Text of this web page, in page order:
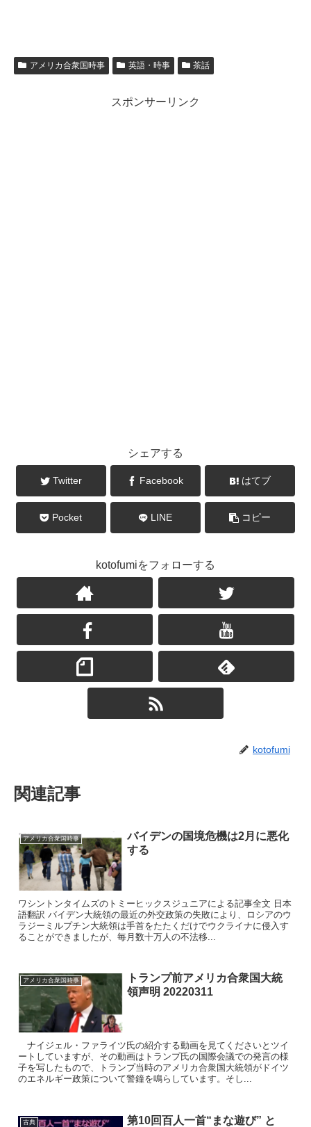
アメリカ合衆国時事 英語・時事 茶話
スポンサーリンク
シェアする
Twitter Facebook はてブ
Pocket LINE コピー
kotofumiをフォローする
kotofumi
関連記事
アメリカ合衆国時事
バイデンの国境危機は2月に悪化
する
ワシントンタイムズのトミーヒックスジュニアによる記事全文 日本
語翻訳 バイデン大統領の最近の外交政策の失敗により、ロシアのウ
ラジーミルプチン大統領は手首をたたくだけでウクライナに侵入す
ることができましたが、毎月数十万人の不法移...
アメリカ合衆国時事
トランプ前アメリカ合衆国大統
領声明 20220311
ナイジェル・ファライツ氏の紹介する動画を見てくださいとツイ
ートしていますが、その動画はトランプ氏の国際会議での発言の様
子を写したもので、トランプ当時のアメリカ合衆国大統領がドイツ
のエネルギー政策について警鐘を鳴らしています。そし...
古典
第10回百人一首“まな遊び” と